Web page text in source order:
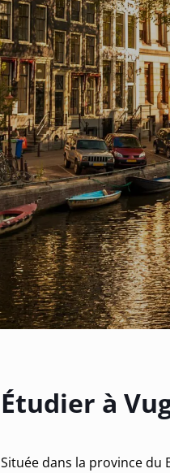
Étudier à
Située dans la province